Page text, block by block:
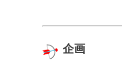
企画